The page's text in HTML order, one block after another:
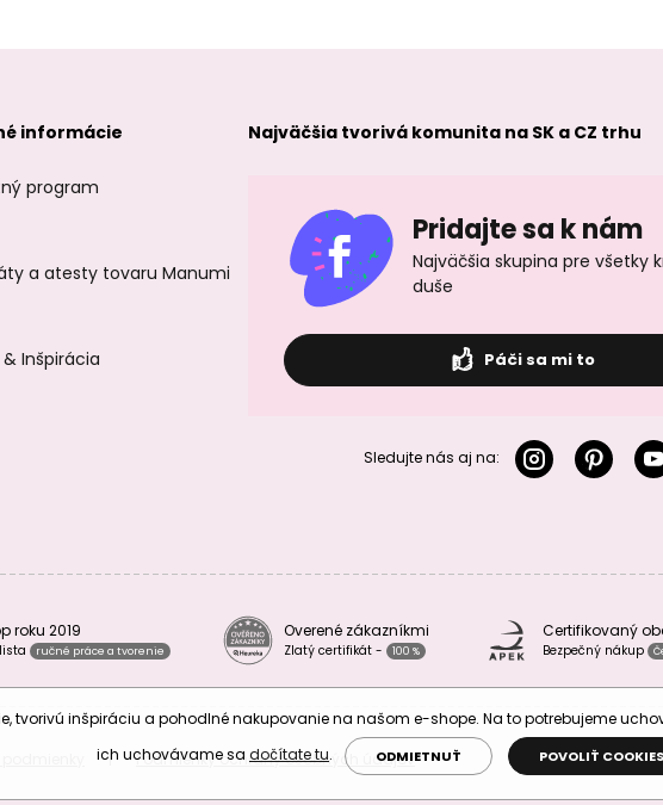
informácie
program
a atesty tovaru Manumi
Inšpirácia
Najväčšia tvorivá komunita na SK a CZ trhu
Pridajte sa k nám
Najväčšia skupina pre všetky
duše
Páči sa mi to
Sledujte nás aj na:
roku 2019
ručné práce a tvorenie
Overené zákazníkmi
Zlatý certifikát - 100 %
Certifikovaný
Bezpečný nákup
| Podmienky ochrany osobných údajov
tvorivú inšpiráciu a pohodlné nakupovanie na našom e-shope. Na to potrebujeme
ich uchovávame sa dočítate tu. ODMIETNUŤ POVOLIŤ COOKIES